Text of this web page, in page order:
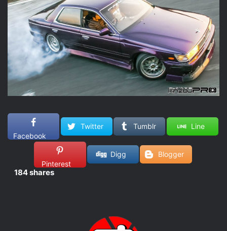
Facebook
Twitter Tumblr Line
Pinterest
Digg Blogger
184shares